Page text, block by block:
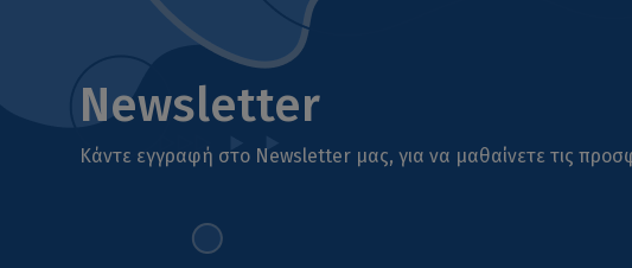
Newsletter
Κάντε εγγραφή στο Newsletter μας, για να μαθαίνετε τις